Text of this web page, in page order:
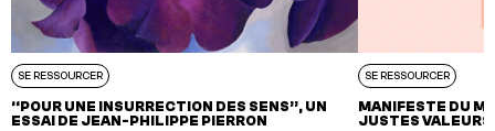
SE RESSOURCER
“POUR UNE INSURRECTION DES SENS”, UN
ESSAI DE JEAN-PHILIPPE PIERRON
SE RESSOURCER
MANIFESTE DU
JUSTES VALEURS